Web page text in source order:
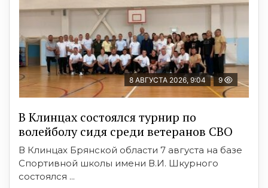
8 АВГУСТА 2026, 9:04 9
В Клинцах состоялся турнир по
волейболу сидя среди ветеранов СВО
В Клинцах Брянской области 7 августа на базе
Спортивной школы имени В.И. Шкурного
состоялся ...